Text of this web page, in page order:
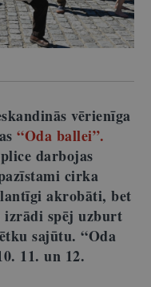
vērienīga
“Oda ballei”.
darbojas
cirka
akrobāti, bet
spēj uzburt
sajūtu. “Oda
11. un 12.